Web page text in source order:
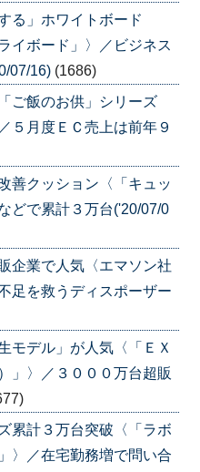
る」ホワイトボード
イボード」〉／ビジネス
07/16) (1686)
ご飯のお供」シリーズ
５月度ＥＣ売上は前年９
善クッション〈「キュッ
どで累計３万台('20/07/0
企業で人気〈エマソン社
足を救うディスポーザー
モデル」が人気〈「ＥＸ
」〉／３０００万台超販
累計３万台突破〈「ラボ
〉／在宅勤務増で問い合